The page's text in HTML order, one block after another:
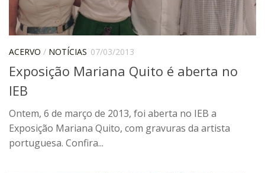
Pesquisa
Pós-Doutorado
Pesquisador Colaborador
Iniciação Científica
GIP
Pró-Reitoria de Pesquisa e Inovação
LABIEB
ACERVO / NOTÍCIAS 07/03/2013
Exposição Mariana Quito é aberta no
IEB
Ontem, 6 de março de 2013, foi aberta no IEB a
Exposição Mariana Quito, com gravuras da artista
portuguesa. Confira...